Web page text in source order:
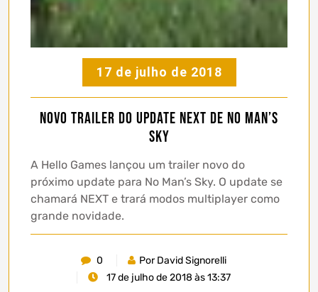
17 de julho de 2018
Novo trailer do update NEXT de No Man’s
Sky
A Hello Games lançou um trailer novo do
próximo update para No Man’s Sky. O update se
chamará NEXT e trará modos multiplayer como
grande novidade.
0
Por David Signorelli
17 de julho de 2018 às 13:37